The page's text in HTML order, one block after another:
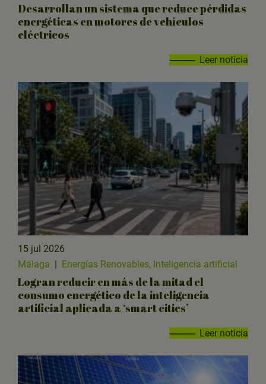
Desarrollan un sistema que reduce pérdidas
energéticas en motores de vehículos
eléctricos
Leer noticia
15 jul 2026
Málaga
Energías Renovables, Inteligencia artificial
Logran reducir en más de la mitad el
consumo energético de la inteligencia
artificial aplicada a ‘smart cities’
Leer noticia